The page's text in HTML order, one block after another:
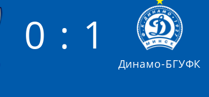
0 : 1
Динамо-БГУФК